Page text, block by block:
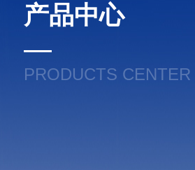
产品中心
PRODUCTS CENTER